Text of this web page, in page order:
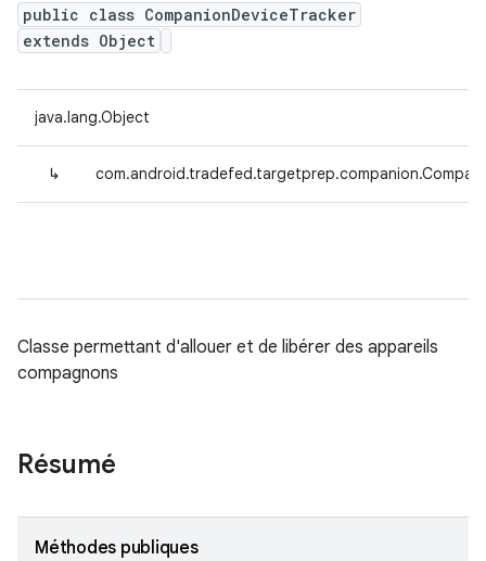
public class CompanionDeviceTracker
extends Object
java.lang.Object
↳
Classe permettant d'allouer et de libérer des appareils
compagnons
Résumé
Méthodes publiques